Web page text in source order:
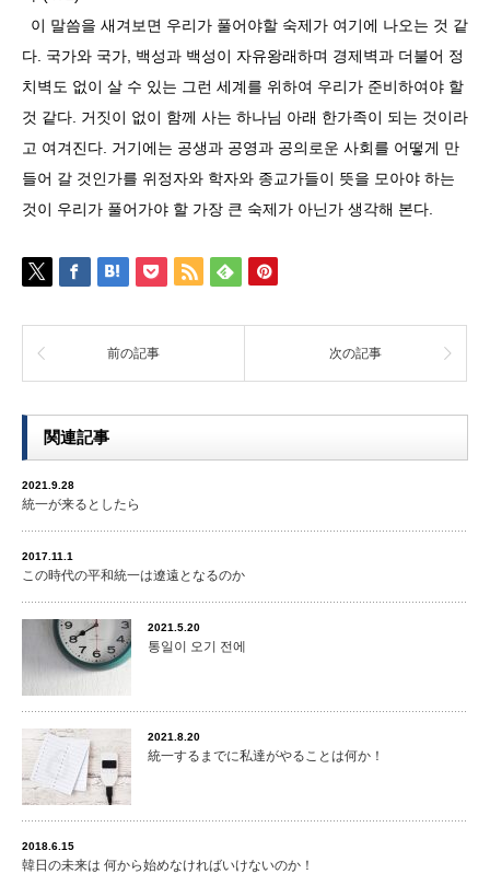
이 말씀을 새겨보면 우리가 풀어야할 숙제가 여기에 나오는 것 같
다. 국가와 국가, 백성과 백성이 자유왕래하며 경제벽과 더불어 정
치벽도 없이 살 수 있는 그런 세계를 위하여 우리가 준비하여야 할
것 같다. 거짓이 없이 함께 사는 하나님 아래 한가족이 되는 것이라
고 여겨진다. 거기에는 공생과 공영과 공의로운 사회를 어떻게 만
들어 갈 것인가를 위정자와 학자와 종교가들이 뜻을 모아야 하는
것이 우리가 풀어가야 할 가장 큰 숙제가 아닌가 생각해 본다.
前の記事 次の記事
関連記事
2021.9.28
統一が来るとしたら
2017.11.1
この時代の平和統一は遼遠となるのか
2021.5.20
통일이 오기 전에
2021.8.20
統一するまでに私達がやることは何か！
2018.6.15
韓日の未来は 何から始めなければいけないのか！